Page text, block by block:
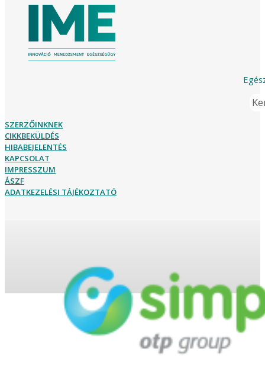
SZERZŐINKNEK
CIKKBEKÜLDÉS
HIBABEJELENTÉS
KAPCSOLAT
IMPRESSZUM
ÁSZF
ADATKEZELÉSI TÁJÉKOZTATÓ